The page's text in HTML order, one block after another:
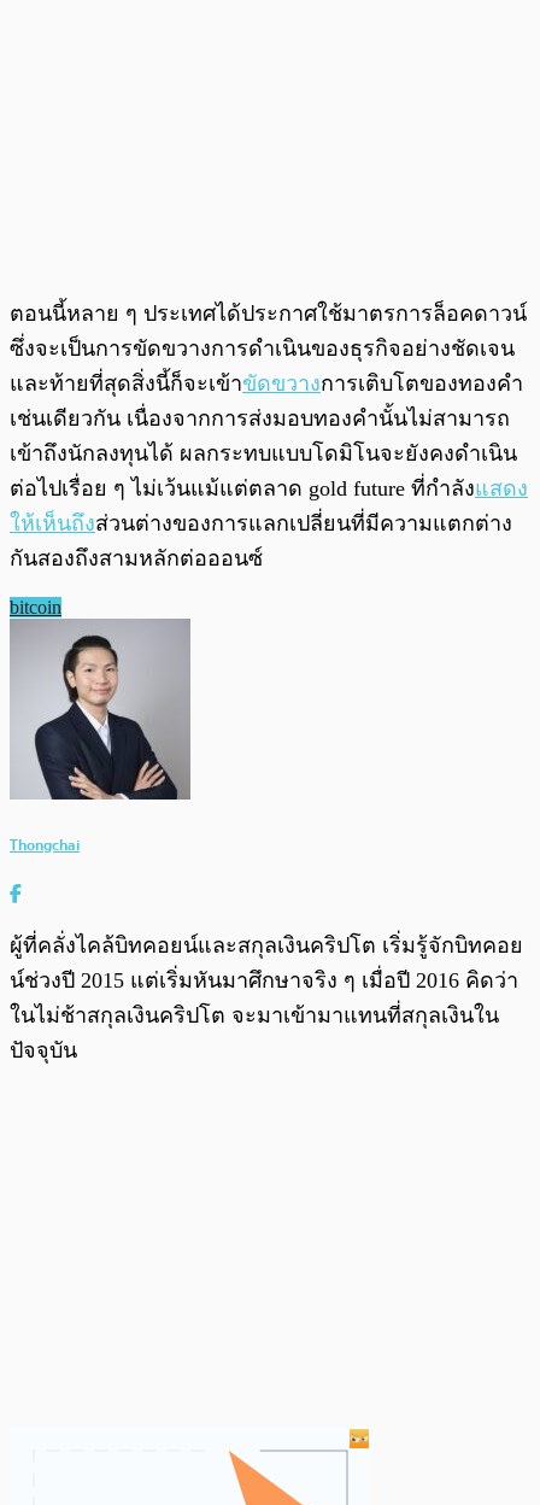
ตอนนี้หลาย ๆ ประเทศได้ประกาศใช้มาตรการล็อคดาวน์
ซึ่งจะเป็นการขัดขวางการดำเนินของธุรกิจอย่างชัดเจน
และท้ายที่สุดสิ่งนี้ก็จะเข้าขัดขวางการเติบโตของทองคำ
เช่นเดียวกัน เนื่องจากการส่งมอบทองคำนั้นไม่สามารถ
เข้าถึงนักลงทุนได้ ผลกระทบแบบโดมิโนจะยังคงดำเนิน
ต่อไปเรื่อย ๆ ไม่เว้นแม้แต่ตลาด gold future ที่กำลังแสดง
ให้เห็นถึงส่วนต่างของการแลกเปลี่ยนที่มีความแตกต่าง
กันสองถึงสามหลักต่อออนซ์
bitcoin
Thongchai
ผู้ที่คลั่งไคล้บิทคอยน์และสกุลเงินคริปโต เริ่มรู้จักบิทคอย
น์ช่วงปี 2015 แต่เริ่มหันมาศึกษาจริง ๆ เมื่อปี 2016 คิดว่า
ในไม่ช้าสกุลเงินคริปโต จะมาเข้ามาแทนที่สกุลเงินใน
ปัจจุบัน